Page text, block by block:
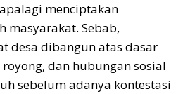
menciptakan
masyarakat. Sebab,
desa dibangun atas dasar
dan hubungan sosial
sebelum adanya kontestasi